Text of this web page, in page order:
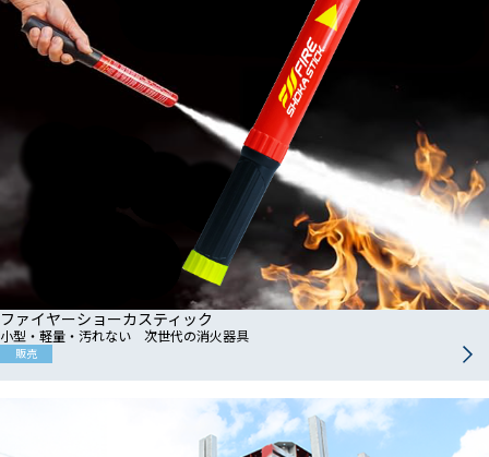
ファイヤーショーカスティック
小型・軽量・汚れない 次世代の消火器具
販売